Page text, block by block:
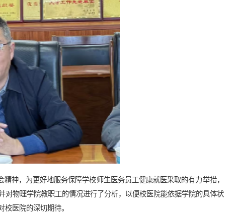
神，为更好地服务保障学校师生医务员工健康就医采取的有力举措，
物理学院教职工的情况进行了分析，以便校医院能依据学院的具体状
医院的深切期待。